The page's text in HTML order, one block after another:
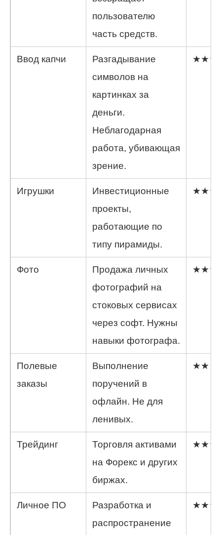
пользователю
часть средств.
Ввод капчи
Разгадывание
символов на
картинках за
деньги.
Неблагодарная
работа, убивающая
зрение.
★★★
Игрушки
Инвестиционные
проекты,
работающие по
типу пирамиды.
★★★
Фото
Продажа личных
фотографий на
стоковых сервисах
через софт. Нужны
навыки фотографа.
★★★
Полевые
заказы
Выполнение
поручений в
офлайн. Не для
ленивых.
★★
Трейдинг
Торговля активами
на Форекс и других
биржах.
★★★
Личное ПО
Разработка и
распространение
★★★